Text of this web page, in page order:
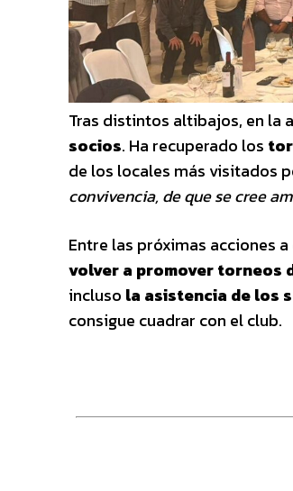
Tras distintos altibajos, en la
socios. Ha recuperado los
de los locales más visitados
convivencia, de que se cree
Entre las próximas acciones
volver a promover torneos
incluso la asistencia de los
consigue cuadrar con el club.